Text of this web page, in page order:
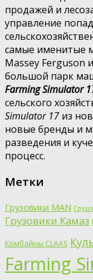
продажей и
управление
самые именитые
Massey Ferguson
большой парк
Farming Simulator
сельского
Simulator 17 из
новые бренды и
разведения и
процесс.
Метки
Грузовики MAN
Грузовики Камаз
Комбайны CLAAS
Farming